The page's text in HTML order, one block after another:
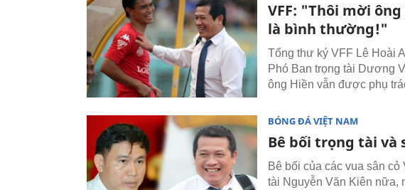
VFF: "Thôi mời
là bình thường!"
Tổng thư ký VFF Lê Hoài
Phó Ban trọng tài Dương
ông Hiền vẫn được phụ
BÓNG ĐÁ VIỆT NAM
Bê bối trọng tài và
Bê bối của các vua sân
tài Nguyễn Văn Kiên nữa,